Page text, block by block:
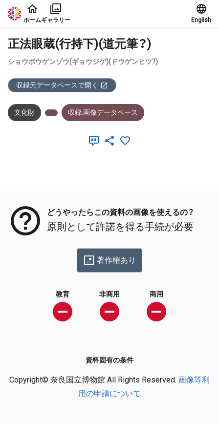
本文に飛ぶ
ホームギャラリー English
正法眼蔵(行持下)(道元筆？)
ショウボウゲンゾウ(ギョウジゲ)(ドウゲンヒツ?)
収録元データベースで開く
文化財 収録:画像データベース
どうやったらこの資料の画像を使えるの？
原則として許諾を得る手続が必要
著作権あり
教育 非商用 商用
資料固有の条件
Copyright© 奈良国立博物館 All Rights Reserved. 画像等利
用の申請について